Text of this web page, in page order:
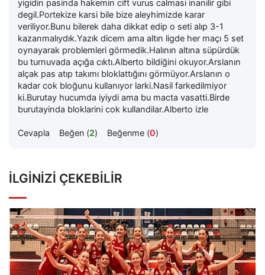
yigidin pasinda hakemin cift vurus calmasi inanilir gibi
degil.Portekize karsi bile bize aleyhimizde karar
veriliyor.Bunu bilerek daha dikkat edip o seti alıp 3-1
kazanmalıydık.Yazık dicem ama altın ligde her maçı 5 set
oynayarak problemleri görmedik.Halının altına süpürdük
bu turnuvada açığa cıktı.Alberto bildiğini okuyor.Arslanın
alçak pas atıp takımı bloklattığını görmüyor.Arslanın o
kadar cok bloğunu kullanıyor larki.Nasil farkedilmiyor
ki.Burutay hucumda iyiydi ama bu macta vasatti.Birde
burutayinda bloklarini cok kullandilar.Alberto izle
Cevapla Beğen (2) Beğenme (0)
İLGINIZI ÇEKEBILIR